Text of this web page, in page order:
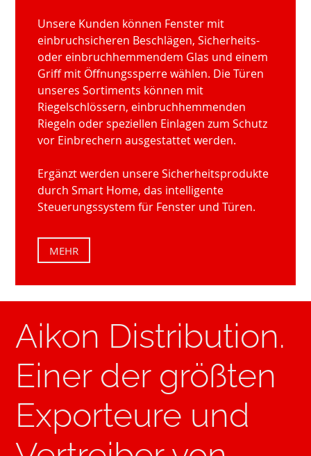
Unsere Kunden können Fenster mit
einbruchsicheren Beschlägen, Sicherheits-
oder einbruchhemmendem Glas und einem
Griff mit Öffnungssperre wählen. Die Türen
unseres Sortiments können mit
Riegelschlössern, einbruchhemmenden
Riegeln oder speziellen Einlagen zum Schutz
vor Einbrechern ausgestattet werden.
Ergänzt werden unsere Sicherheitsprodukte
durch Smart Home, das intelligente
Steuerungssystem für Fenster und Türen.
MEHR
Aikon Distribution.
Einer der größten
Exporteure und